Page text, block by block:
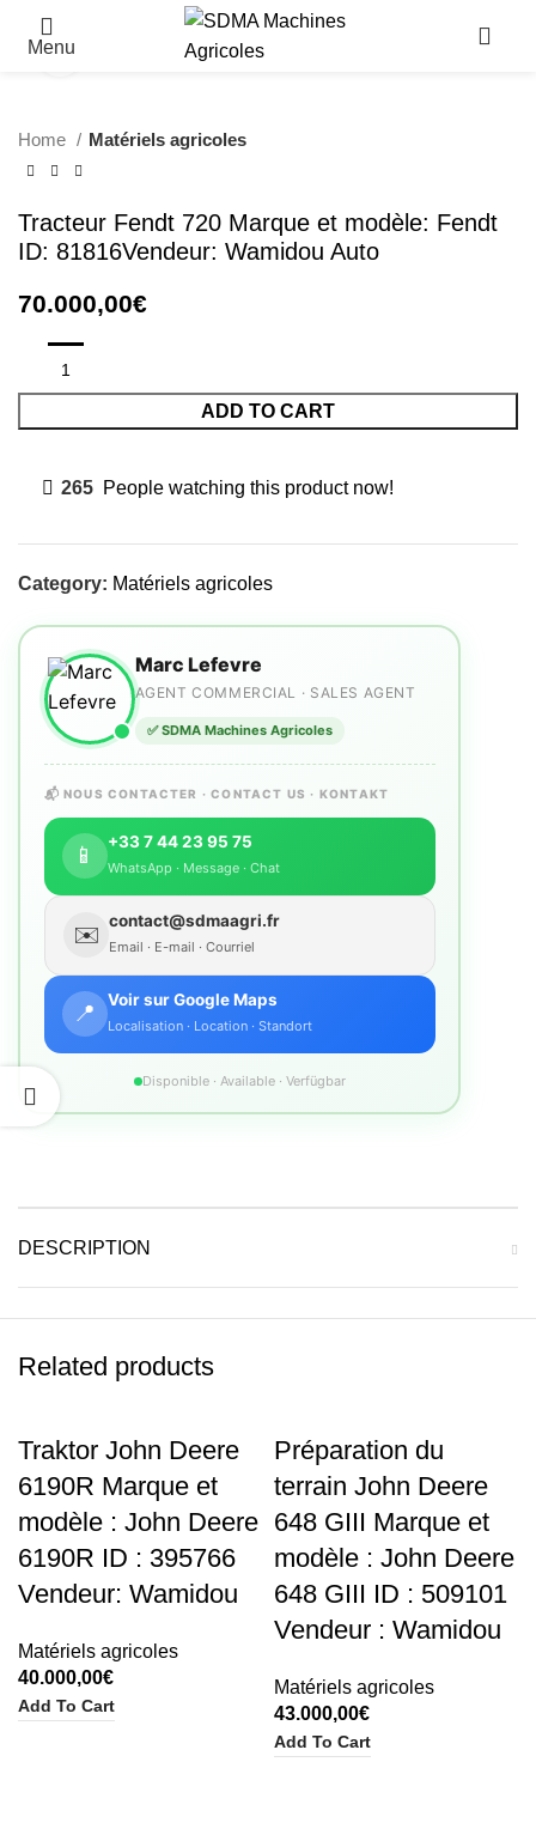
Menu Click to enlarge
Home Matériels agricoles
Tracteur Fendt 720 Marque et modèle: Fendt
ID: 81816Vendeur: Wamidou Auto
70.000,00€
ADD TO CART
265 People watching this product now!
Category: Matériels agricoles
Marc Lefevre
AGENT COMMERCIAL · SALES AGENT
✅ SDMA Machines Agricoles
📬 NOUS CONTACTER · CONTACT US · KONTAKT
📱
+33 7 44 23 95 75
WhatsApp · Message · Chat
✉️
contact@sdmaagri.fr
Email · E-mail · Courriel
📍
Voir sur Google Maps
Localisation · Location · Standort
Disponible · Available · Verfügbar
DESCRIPTION
Related products
Traktor John Deere
6190R Marque et
modèle : John Deere
6190R ID : 395766
Vendeur: Wamidou
Matériels agricoles
40.000,00€
Add To Cart
Préparation du
terrain John Deere
648 GIII Marque et
modèle : John Deere
648 GIII ID : 509101
Vendeur : Wamidou
Matériels agricoles
43.000,00€
Add To Cart